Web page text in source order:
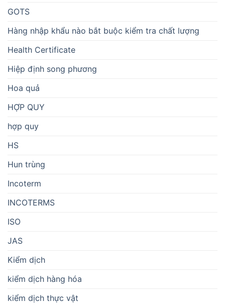
GOTS
Hàng nhập khẩu nào bắt buộc kiểm tra chất lượng
Health Certificate
Hiệp định song phương
Hoa quả
HỢP QUY
hợp quy
HS
Hun trùng
Incoterm
INCOTERMS
ISO
JAS
Kiểm dịch
kiểm dịch hàng hóa
kiểm dịch thực vật